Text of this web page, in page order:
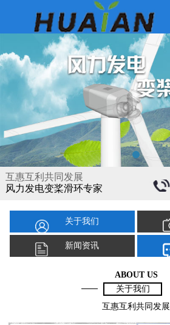
互惠互利共同发展
风力发电变桨滑环专家
关于我们
新闻资讯
ABOUT US
关于我们
互惠互利共同发展